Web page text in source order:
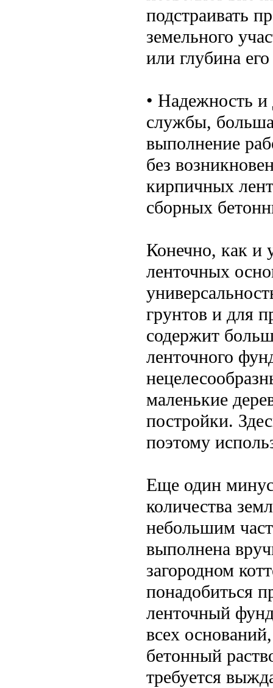
подстраивать
земельного
или глубина
• Надежность и
службы,
выполнение
без
кирпичных лент
сборных
Конечно, как и
ленточных
грунтов и для
содержит
ленточного
маленькие
постройки.
поэтому
Еще один
количества
небольшим
выполнена
загородном
понадобиться
ленточный
всех
бетонный
требуется